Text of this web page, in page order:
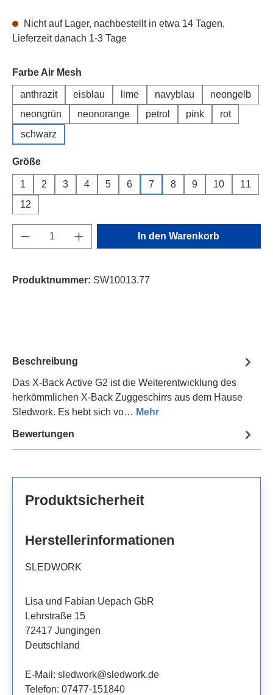
Nicht auf Lager, nachbestellt in etwa 14 Tagen,
Lieferzeit danach 1-3 Tage
Farbe Air Mesh
anthrazit eisblau lime navyblau
neongelb
neongrün
neonorange petrol pink
rot
schwarz
Größeauswählen
1 2 3 4 5 6 7 8 9 10
11
12
Produkt Anzahl: Gib den gewünschten
In den Warenkorb
Produktnummer: SW10013.77
Beschreibung
Das X-Back Active G2 ist die Weiterentwicklung des
herkömmlichen X-Back Zuggeschirrs aus dem Hause
Sledwork. Es hebt sich vo… Mehr
Bewertungen
Produktsicherheit
Herstellerinformationen
SLEDWORK
Lisa und Fabian Uepach GbR
Lehrstraße 15
72417 Jungingen
Deutschland
E-Mail: sledwork@sledwork.de
Telefon: 07477-151840